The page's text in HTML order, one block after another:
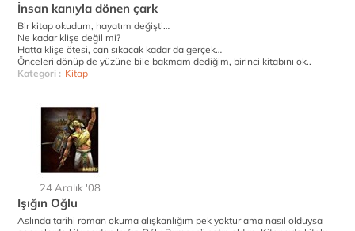
İnsan kanıyla dönen çark
Bir kitap okudum, hayatım değişti…
Ne kadar klişe değil mi?
Hatta klişe ötesi, can sıkacak kadar da gerçek…
Önceleri dönüp de yüzüne bile bakmam dediğim, birinci kitabını ok..
Kategori : Kitap
24 Aralık '08
Işığın Oğlu
Aslında tarihi roman okuma alışkanlığım pek yoktur ama nasıl olduysa